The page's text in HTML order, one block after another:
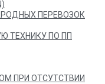
ПЕРЕВОЗОК
ТЕХНИКУ ПО ПП
ПРИ ОТСУТСТВИИ